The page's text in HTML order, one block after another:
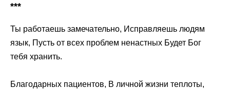
***
Ты работаешь замечательно, Исправляешь людям
язык, Пусть от всех проблем ненастных Будет Бог
тебя хранить.
Благодарных пациентов, В личной жизни теплоты,